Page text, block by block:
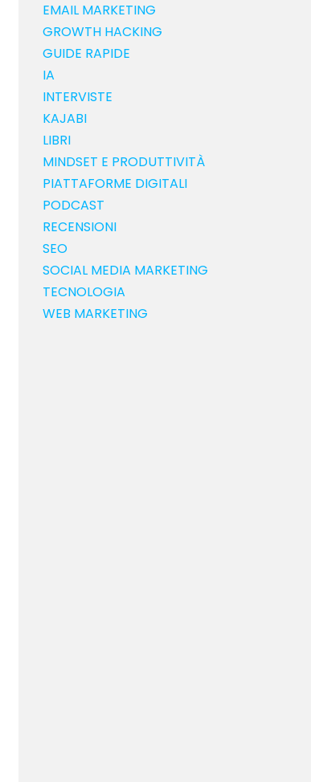
EMAIL MARKETING
GROWTH HACKING
GUIDE RAPIDE
IA
INTERVISTE
KAJABI
LIBRI
MINDSET E PRODUTTIVITÀ
PIATTAFORME DIGITALI
PODCAST
RECENSIONI
SEO
SOCIAL MEDIA MARKETING
TECNOLOGIA
WEB MARKETING